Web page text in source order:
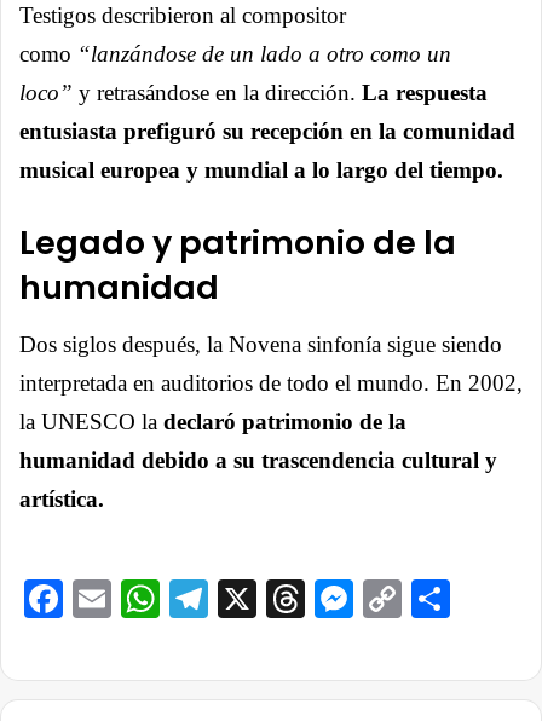
Testigos describieron al compositor
como “lanzándose de un lado a otro como un
loco” y retrasándose en la dirección. La respuesta
entusiasta prefiguró su recepción en la comunidad
musical europea y mundial a lo largo del tiempo.
Legado y patrimonio de la
humanidad
Dos siglos después, la Novena sinfonía sigue siendo
interpretada en auditorios de todo el mundo. En 2002,
la UNESCO la declaró patrimonio de la
humanidad debido a su trascendencia cultural y
artística.
Facebook
EmailWhatsApp
Telegram
X ThreadsCopy